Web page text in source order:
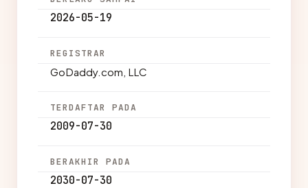
2026-05-19
REGISTRAR
GoDaddy.com, LLC
TERDAFTAR PADA
2009-07-30
BERAKHIR PADA
2030-07-30